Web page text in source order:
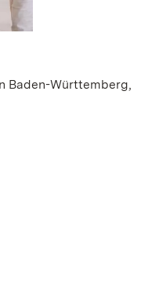
Baden-Württemberg,